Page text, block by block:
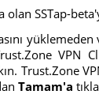
SSTap-
VPN
Trust.Zone
Tamam'a